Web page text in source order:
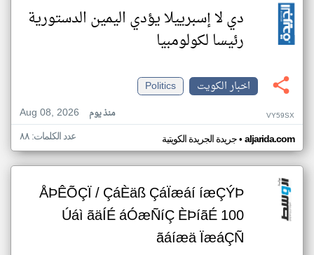
دي لا إسبرييلا يؤدي اليمين الدستورية
رئيسا لكولومبيا
اخبار الكويت
Politics
Aug 08, 2026
منذ يوم VY59SX
جريدة الجريدة الكويتية• aljarida.com عدد الكلمات: ٨٨
ÅÞÊÕÇÏ / ÇáÈäß ÇáÏæáí íæÇÝÞ
Úáì ãäÍÉ áÓæÑíÇ ÈÞíãÉ 100
ãáíæä ÏæáÇÑ